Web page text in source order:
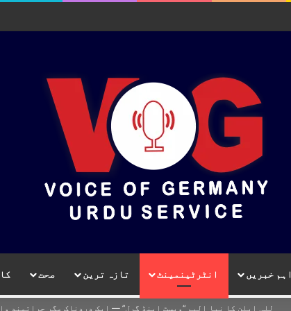
اہم خبریں انٹرٹینمینٹ تازہ ترین صحت
لِلی ایلن کا نیا البم “ویسٹ اینڈ گرل” — ایک دردناک مگر جراتمند